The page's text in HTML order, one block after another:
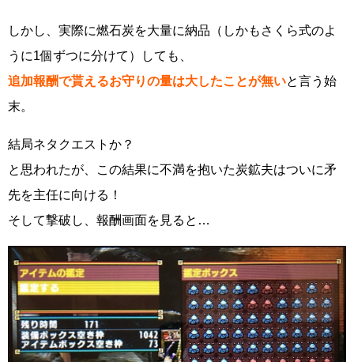
しかし、実際に燃石炭を大量に納品（しかもさくら式のよ
うに1個ずつに分けて）しても、
追加報酬で貰えるお守りの量は大したことが無いと言う始
末。
結局ネタクエストか？
と思われたが、この結果に不満を抱いた炭鉱夫はついに矛
先を主任に向ける！
そして撃破し、報酬画面を見ると…